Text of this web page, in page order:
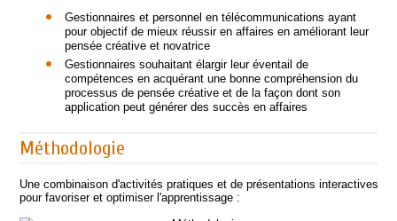
Gestionnaires et personnel en télécommunications ayant
pour objectif de mieux réussir en affaires en améliorant leur
pensée créative et novatrice
Gestionnaires souhaitant élargir leur éventail de
compétences en acquérant une bonne compréhension du
processus de pensée créative et de la façon dont son
application peut générer des succès en affaires
Méthodologie
Une combinaison d'activités pratiques et de présentations interactives
pour favoriser et optimiser l'apprentissage :